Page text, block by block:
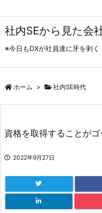
社内SEから見た会
※今日もDXが社員達に牙を剥く
ホーム > 社内SE時代
資格を取得することが
2022年9月27日